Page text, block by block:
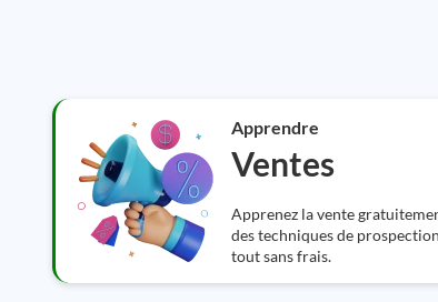
Apprendre
Ventes
Apprenez la vente
des techniques de
tout sans frais.